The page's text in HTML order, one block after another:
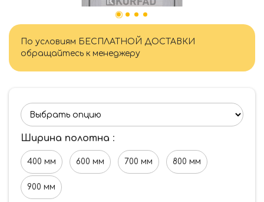
По условиям БЕСПЛАТНОЙ ДОСТАВКИ
обращайтесь к менеджеру
Ширина полотна :
400 мм 600 мм 700 мм 800 мм
900 мм